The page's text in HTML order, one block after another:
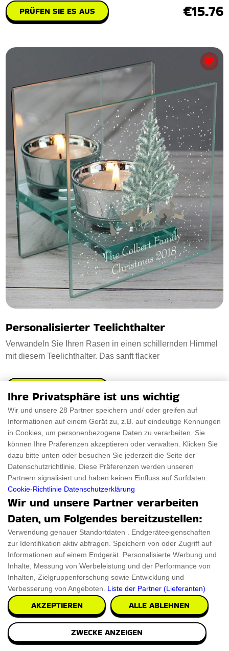
PRÜFEN SIE ES AUS €15.76
Personalisierter Teelichthalter
Verwandeln Sie Ihren Rasen in einen schillernden Himmel
mit diesem Teelichthalter. Das sanft flacker
Ihre Privatsphäre ist uns wichtig
Wir und unsere 28 Partner speichern und/ oder greifen auf
Informationen auf einem Gerät zu, z.B. auf eindeutige Kennungen
in Cookies, um personenbezogene Daten zu verarbeiten. Sie
können Ihre Präferenzen akzeptieren oder verwalten. Klicken Sie
dazu bitte unten oder besuchen Sie jederzeit die Seite der
Datenschutzrichtlinie. Diese Präferenzen werden unseren
Partnern signalisiert und haben keinen Einfluss auf Surfdaten.
Cookie-Richtlinie Datenschutzerklärung
Wir und unsere Partner verarbeiten
Daten, um Folgendes bereitzustellen:
Verwendung genauer Standortdaten . Endgeräteeigenschaften
zur Identifikation aktiv abfragen. Speichern von oder Zugriff auf
Informationen auf einem Endgerät. Personalisierte Werbung und
Inhalte, Messung von Werbeleistung und der Performance von
Inhalten, Zielgruppenforschung sowie Entwicklung und
Verbesserung von Angeboten. Liste der Partner (Lieferanten)
AKZEPTIEREN ALLE ABLEHNEN
ZWECKE ANZEIGEN